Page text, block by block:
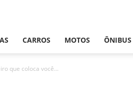
CARROS MOTOS ÔNIBUS
que coloca você...